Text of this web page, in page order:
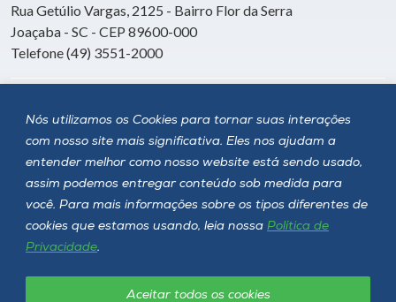
Nós utilizamos os Cookies para tornar suas interações
com nosso site mais significativa. Eles nos ajudam a
entender melhor como nosso website está sendo usado,
assim podemos entregar conteúdo sob medida para
você. Para mais informações sobre os tipos diferentes de
cookies que estamos usando, leia nossa Política de
Privacidade.
Aceitar todos os cookies
Rua Getúlio Vargas, 2125 - Bairro Flor da Serra
Joaçaba - SC - CEP 89600-000
Telefone (49) 3551-2000
Siga a Unoesc